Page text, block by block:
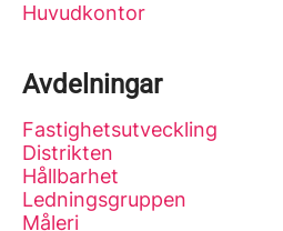
Huvudkontor
Avdelningar
Fastighetsutveckling
Distrikten
Hållbarhet
Ledningsgruppen
Måleri